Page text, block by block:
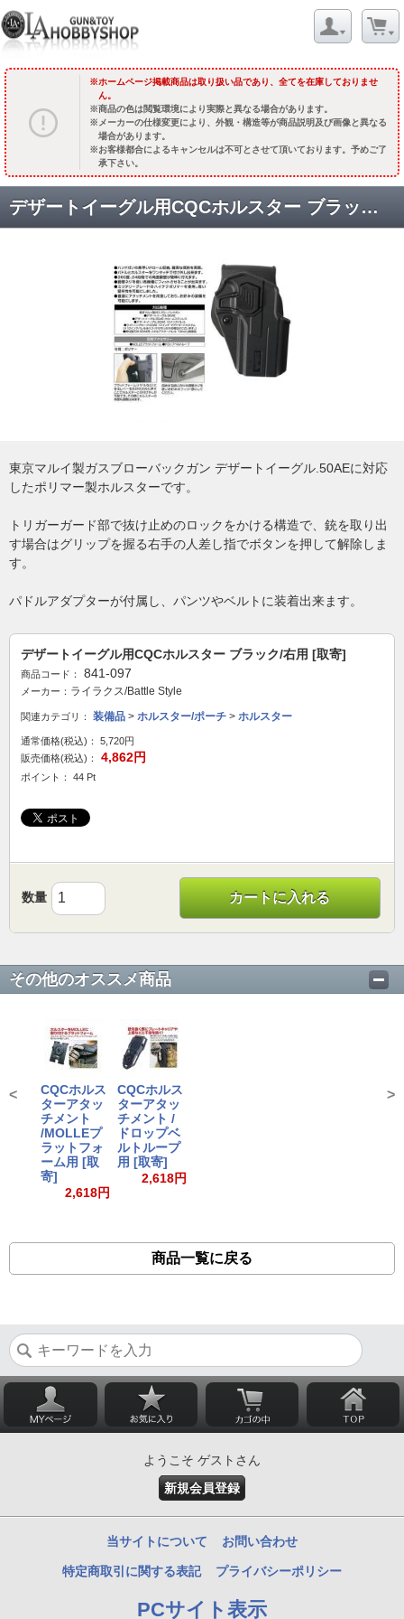
ホームページ掲載商品は取り扱い品であり、全てを在庫しておりませ
ん。
商品の色は閲覧環境により実際と異なる場合があります。
メーカーの仕様変更により、外観・構造等が商品説明及び画像と異なる
場合があります。
お客様都合によるキャンセルは不可とさせて頂いております。予めご了
承下さい。
デザートイーグル用CQCホルスター ブラック/右用 [取寄]
東京マルイ製ガスブローバックガン デザートイーグル.50AEに対応
したポリマー製ホルスターです。
トリガーガード部で抜け止めのロックをかける構造で、銃を取り出
す場合はグリップを握る右手の人差し指でボタンを押して解除しま
す。
パドルアダプターが付属し、パンツやベルトに装着出来ます。
デザートイーグル用CQCホルスター ブラック/右用 [取寄]
商品コード： 841-097
メーカー： ライラクス/Battle Style
関連カテゴリ： 装備品 > ホルスター/ポーチ > ホルスター
通常価格(税込)：
5,720円
販売価格(税込)：
4,862円
ポイント： 44 Pt
数量 カートに入れる
その他のオススメ商品
CQCホルス
ターアタッ
チメント
/MOLLEプ
ラットフォ
ーム用 [取
寄]
2,618円
CQCホルス
ターアタッ
チメント /
ドロップベ
ルトループ
用 [取寄]
2,618円
< >
商品一覧に戻る
ようこそ ゲストさん
新規会員登録
当サイトについて お問い合わせ
特定商取引に関する表記 プライバシーポリシー
PCサイト表示